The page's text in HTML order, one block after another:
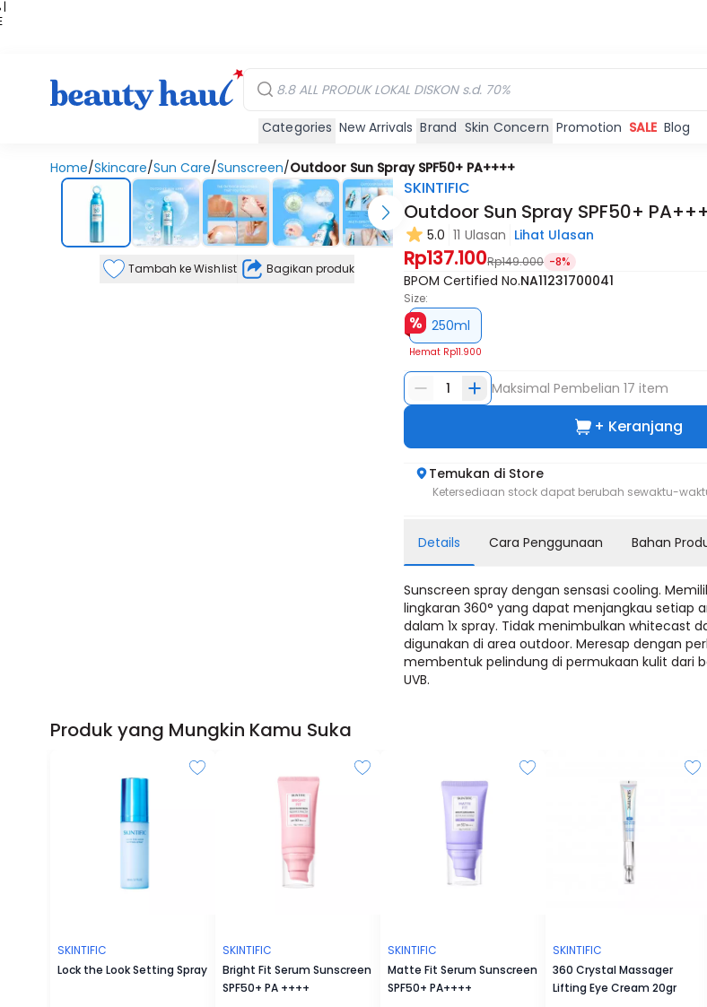
|
Categories New Arrivals Brand Skin Concern Promotion SALE Blog
Home/Skincare/Sun Care/Sunscreen/Outdoor Sun Spray SPF50+ PA++++
Tambah ke Wishlist Bagikan produk
SKINTIFIC
Outdoor Sun Spray SPF50+
5.0 11 Ulasan Lihat Ulasan
Rp137.100Rp149.000 -8%
BPOM Certified No.NA11231700041
Size:
250ml
Hemat Rp11.900
1 Maksimal Pembelian17 item
+ Keranjang
Temukan di Store
Ketersediaan stock dapat berubah sewaktu-
Details Cara Penggunaan Bahan
Sunscreen spray dengan sensasi cooling.
lingkaran 360° yang dapat menjangkau setiap
dalam 1x spray. Tidak menimbulkan whitecast
digunakan di area outdoor. Meresap dengan
membentuk pelindung di permukaan kulit dari
UVB.
Produk yang Mungkin Kamu Suka
SKINTIFIC
Lock the Look Setting Spray
SKINTIFIC
Bright Fit Serum Sunscreen
SPF50+ PA ++++
SKINTIFIC
Matte Fit Serum Sunscreen
SPF50+ PA++++
SKINTIFIC
360 Crystal Massager
Lifting Eye Cream 20gr